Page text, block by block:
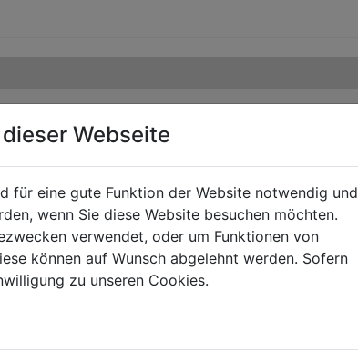
Webseite
für eine gute Funktion der Website notwendig und
wenn Sie diese Website besuchen möchten.
verwendet, oder um Funktionen von
können auf Wunsch abgelehnt werden. Sofern
zu unseren Cookies.